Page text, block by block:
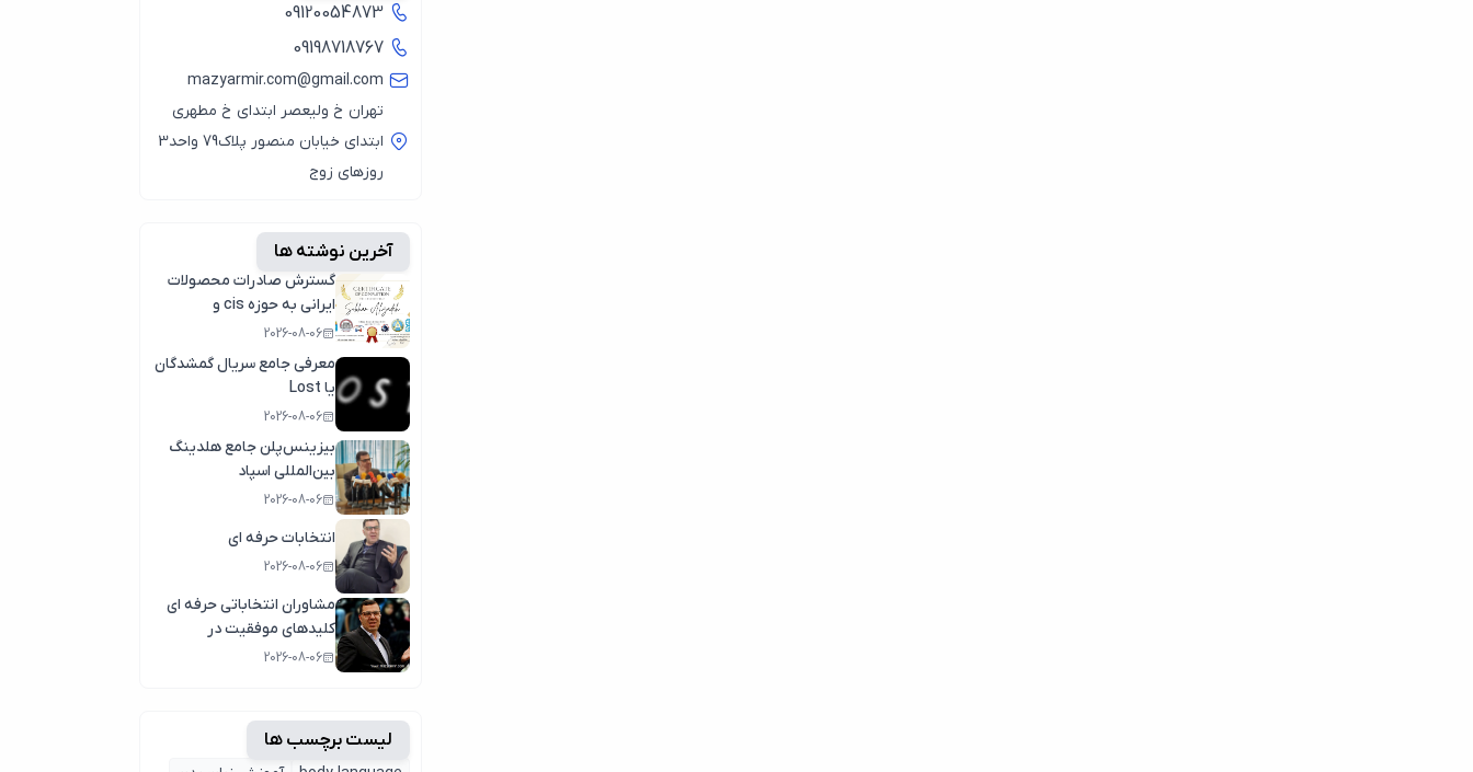
09120054873
09198718767
mazyarmir.com@gmail.com
تهران خ ولیعصر ابتدای خ مطهری
ابتدای خیابان منصور پلاک79 واحد3
روزهای زوج
آخرین نوشته ها
گسترش صادرات محصولات
ایرانی به حوزه cis و
کشورهای عربی
2026-08-06
معرفی جامع سریال گمشدگان
یا Lost
2026-08-06
بیزینس‌پلن جامع هلدینگ
بین‌المللی اسپاد
2026-08-06
انتخابات حرفه ای
2026-08-06
مشاوران انتخاباتی حرفه ای
کلیدهای موفقیت در
انتخابات سال1404
2026-08-06
لیست برچسب ها